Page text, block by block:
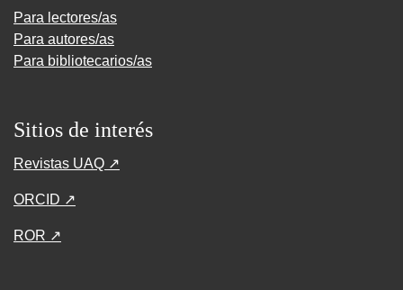
Para lectores/as
Para autores/as
Para bibliotecarios/as
Sitios de interés
Revistas UAQ ↗
ORCID ↗
ROR ↗